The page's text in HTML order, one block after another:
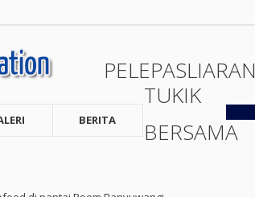
BERITA
PELEPASLIARAN
TUKIK
BERSAMA